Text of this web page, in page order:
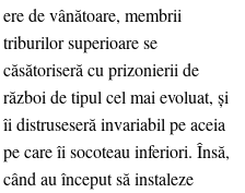
ere de vânătoare, membrii
triburilor superioare se
căsătoriseră cu prizonierii de
război de tipul cel mai evoluat, şi
îi distruseseră invariabil pe aceia
pe care îi socoteau inferiori. Însă,
când au început să instaleze